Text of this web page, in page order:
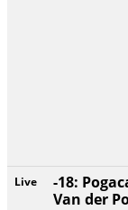
Live
-18:
Van der